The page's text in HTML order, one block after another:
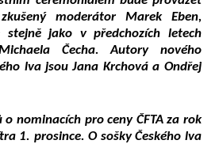
moderátor Marek Eben,
stejně jako v předchozích letech
Čecha. Autory nového
lva jsou Jana Krchová a Ondřej
nominacích pro ceny ČFTA za rok
1. prosince. O sošky Českého lva